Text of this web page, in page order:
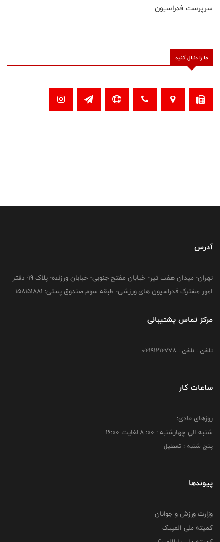
سرپرست فدراسیون
ما را دنبال کنید
آدرس
تهران- میدان هفت تیر- خیابان مفتح جنوبی- خیابان ورزنده- پلاک 19- دفتر
امور مشترک فدراسیون های ورزشی- طبقه سوم صندوق پستی: 158151881
مرکز تماس پشتیبانی
تلفن : تلفن : 02191212778
ساعات کار
روزهای عادی:
شنبه الي چهارشنبه : 00: 8 لغايت 16:00
پنج شنبه : تعطیل
پیوندها
وزارت ورزش و جوانان
کمیته ملی المپیک